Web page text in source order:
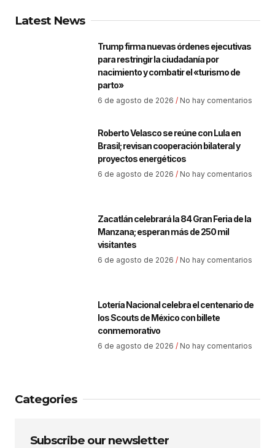
Latest News
Trump firma nuevas órdenes ejecutivas
para restringir la ciudadanía por
nacimiento y combatir el «turismo de
parto»
6 de agosto de 2026 No hay comentarios
Roberto Velasco se reúne con Lula en
Brasil; revisan cooperación bilateral y
proyectos energéticos
6 de agosto de 2026 No hay comentarios
Zacatlán celebrará la 84 Gran Feria de la
Manzana; esperan más de 250 mil
visitantes
6 de agosto de 2026 No hay comentarios
Lotería Nacional celebra el centenario de
los Scouts de México con billete
conmemorativo
6 de agosto de 2026 No hay comentarios
Categories
Subscribe our newsletter